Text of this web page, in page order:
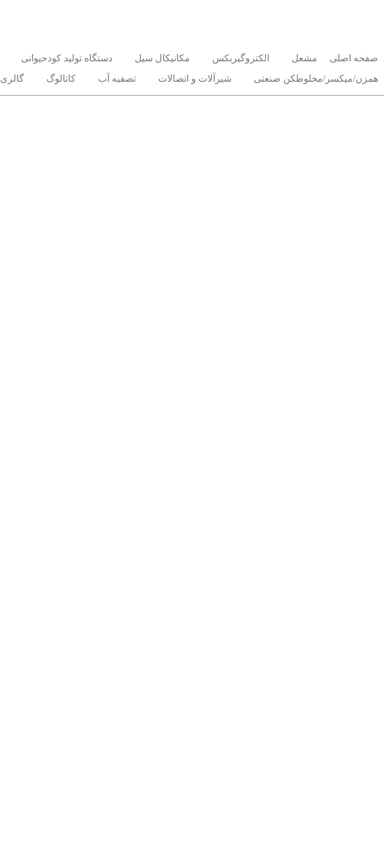
صفحه اصلی مشعل الکتروگیربکس مکانیکال سیل دستگاه تولید کودحیوانی
همزن/میکسر/مخلوطکن صنعتی
شیرآلات و اتصالات تصفیه آب کاتالوگ گالری